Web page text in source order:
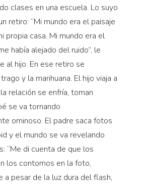
clases en una escuela. Lo suyo
retiro: “Mi mundo era el paisaje
propia casa. Mi mundo era el
había alejado del ruido”, le
al hijo. En ese retiro se
y la marihuana. El hijo viaja a
relación se enfría, toman
se va tornando
ominoso. El padre saca fotos
y el mundo se va revelando
“Me di cuenta de que los
los contornos en la foto,
a pesar de la luz dura del flash,